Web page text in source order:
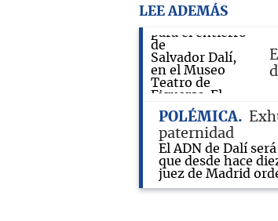
LEE ADEMÁS
POLÉMICA
paternidad
El ADN de Dalí
que desde hace
juez de Madrid